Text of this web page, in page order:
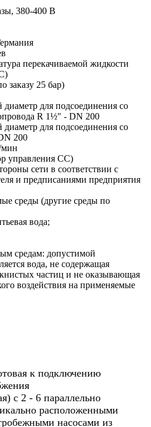
380-400 В
перекачиваемой жидкости
заказу 25 бар)
для подсоединения со
R 1½" - DN 200
для подсоединения со
200
мин
управления CC)
сети в соответствии с
и предписаниями предприятия
среды (другие среды по
вода;
средам: допустимой
вода, не содержащая
частиц и не оказывающая
воздействия на применяемые
к подключению
с 2 - 6 параллельно
расположенными
насосами из